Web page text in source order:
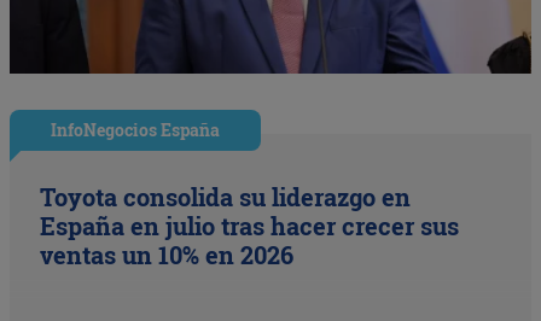
InfoNegocios España
Toyota consolida su liderazgo en
España en julio tras hacer crecer sus
ventas un 10% en 2026